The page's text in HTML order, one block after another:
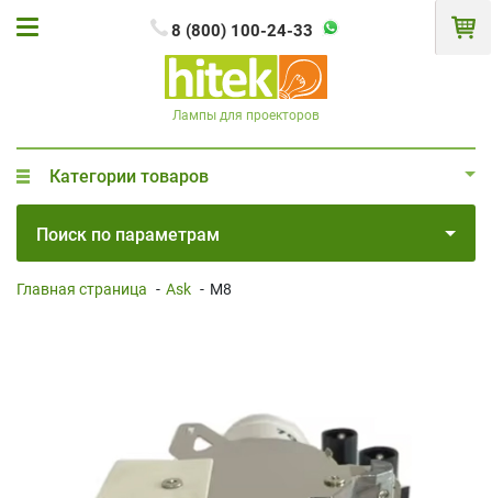
8 (800) 100-24-33
Лампы для проекторов
Категории товаров
Поиск по параметрам
Главная страница - Ask - M8